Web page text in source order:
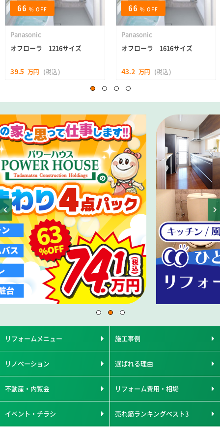
66% OFF
Panasonic
オフローラ 1216サイズ
39.5 万円 (税込)
66% OFF
Panasonic
オフローラ 1616サイズ
43.2 万円 (税込)
リフォームメニュー 施工事例
リノベーション 選ばれる理由
不動産・内覧会 リフォーム費用・相場
イベント・チラシ 売れ筋ランキングベスト3